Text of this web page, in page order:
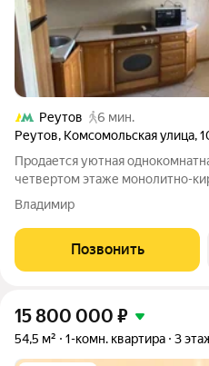
Реутов
6 мин.
Реутов, Комсомольская улица,
Продается уютная
четвертом этаже монолитно-
в 2006 году. Дом оборудован
грузовыми лифтами, а также
открывается вид во двор, где
Владимир
Позвонить
15 800 000 ₽
54,5 м² 1-комн. квартира 3